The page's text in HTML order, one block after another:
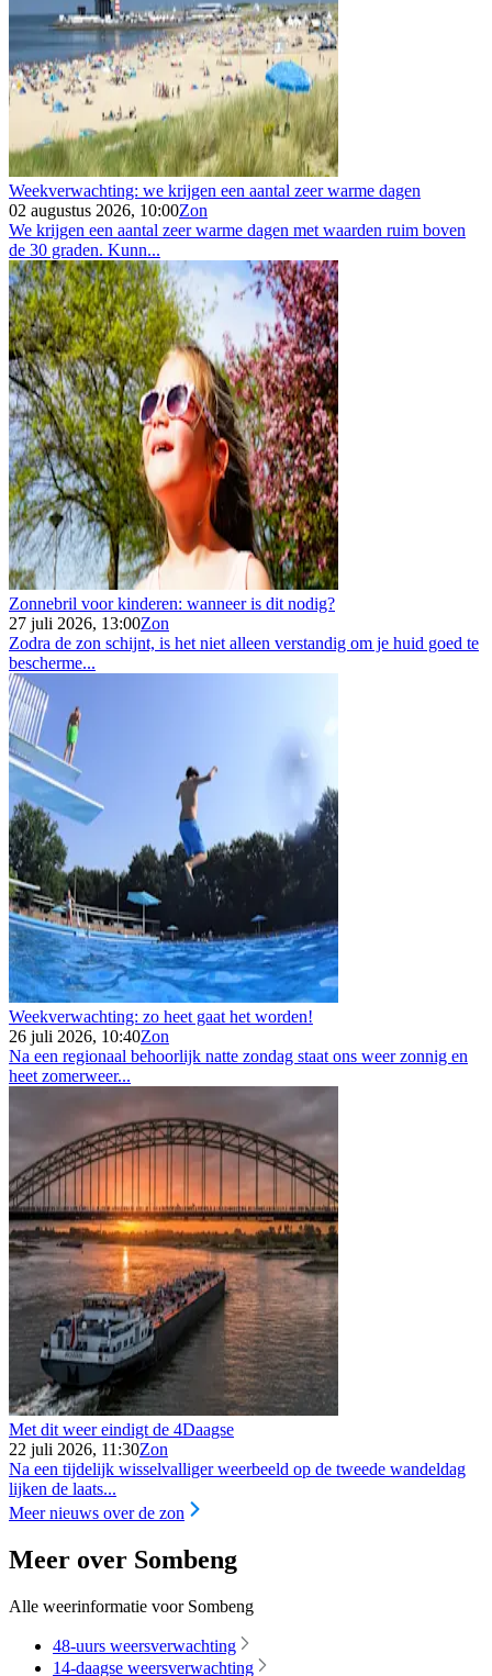
Weekverwachting: we krijgen een aantal zeer warme dagen
02 augustus 2026, 10:00Zon
We krijgen een aantal zeer warme dagen met waarden ruim boven
de 30 graden. Kunn...
Zonnebril voor kinderen: wanneer is dit nodig?
27 juli 2026, 13:00Zon
Zodra de zon schijnt, is het niet alleen verstandig om je huid goed te
bescherme...
Weekverwachting: zo heet gaat het worden!
26 juli 2026, 10:40Zon
Na een regionaal behoorlijk natte zondag staat ons weer zonnig en
heet zomerweer...
Met dit weer eindigt de 4Daagse
22 juli 2026, 11:30Zon
Na een tijdelijk wisselvalliger weerbeeld op de tweede wandeldag
lijken de laats...
Meer nieuws over de zon
Meer over Sombeng
Alle weerinformatie voor Sombeng
48-uurs weersverwachting
14-daagse weersverwachting